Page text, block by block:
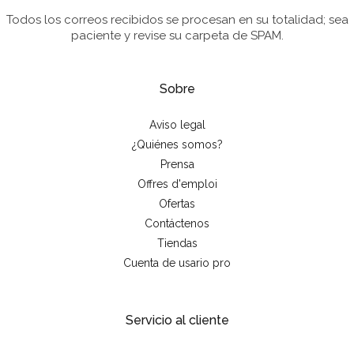
Todos los correos recibidos se procesan en su totalidad; sea
paciente y revise su carpeta de SPAM.
Sobre
Aviso legal
¿Quiénes somos?
Prensa
Offres d'emploi
Ofertas
Contáctenos
Tiendas
Cuenta de usario pro
Servicio al cliente